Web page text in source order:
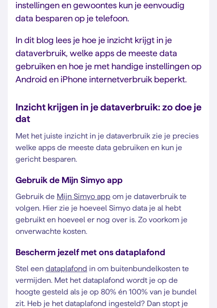
instellingen en gewoontes kun je eenvoudig
data besparen op je telefoon.
In dit blog lees je hoe je inzicht krijgt in je
dataverbruik, welke apps de meeste data
gebruiken en hoe je met handige instellingen op
Android en iPhone internetverbruik beperkt.
Inzicht krijgen in je dataverbruik: zo doe je
dat
Met het juiste inzicht in je dataverbruik zie je precies
welke apps de meeste data gebruiken en kun je
gericht besparen.
Gebruik de Mijn Simyo app
Gebruik de Mijn Simyo app om je dataverbruik te
volgen. Hier zie je hoeveel Simyo data je al hebt
gebruikt en hoeveel er nog over is. Zo voorkom je
onverwachte kosten.
Bescherm jezelf met ons dataplafond
Stel een dataplafond in om buitenbundelkosten te
vermijden. Met het dataplafond wordt je op de
hoogte gesteld als je op 80% én 100% van je bundel
zit. Heb je het dataplafond ingesteld? Dan stopt je